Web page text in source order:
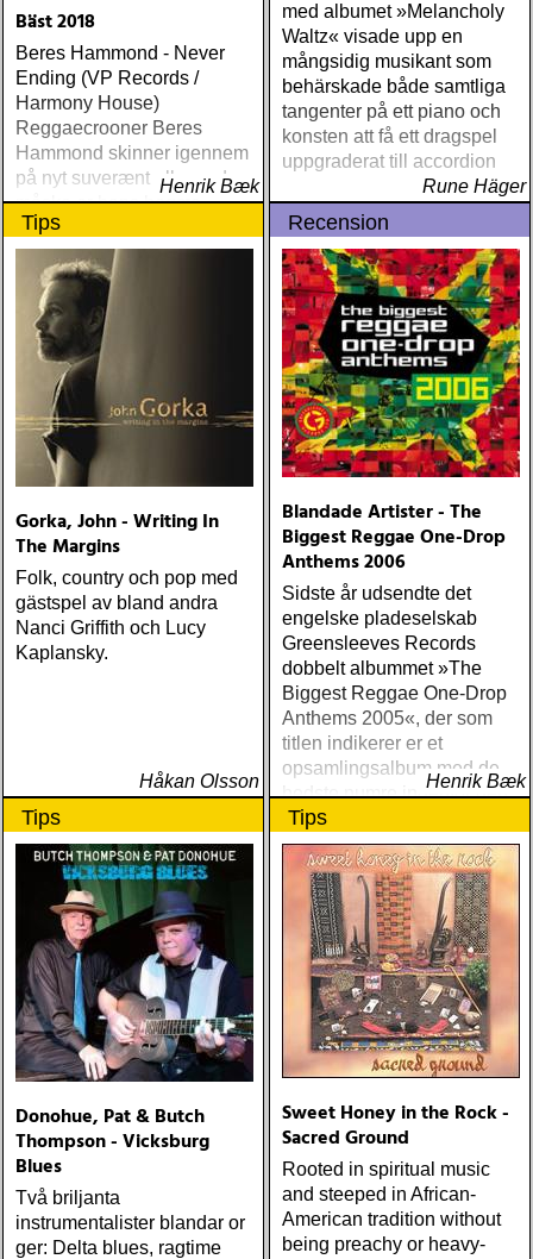
Bäst 2018
Beres Hammond - Never
Ending (VP Records /
Harmony House)
Reggaecrooner Beres
Hammond skinner igennem
på nyt suverænt album, der
måske er hans bedste
gennem tiderne
Henrik Bæk
med albumet »Melancholy
Waltz« visade upp en
mångsidig musikant som
behärskade både samtliga
tangenter på ett piano och
konsten att få ett dragspel
uppgraderat till accordion
Rune Häger
Tips
Gorka, John - Writing In
The Margins
Folk, country och pop med
gästspel av bland andra
Nanci Griffith och Lucy
Kaplansky.
Håkan Olsson
Recension
Blandade Artister - The
Biggest Reggae One-Drop
Anthems 2006
Sidste år udsendte det
engelske pladeselskab
Greensleeves Records
dobbelt albummet »The
Biggest Reggae One-Drop
Anthems 2005«, der som
titlen indikerer er et
opsamlingsalbum med de
bedste numre indenfor den
populære reggaestil kaldet
one-drop
Henrik Bæk
Tips
Donohue, Pat & Butch
Thompson - Vicksburg
Blues
Två briljanta
instrumentalister blandar or
ger: Delta blues, ragtime
Tips
Sweet Honey in the Rock -
Sacred Ground
Rooted in spiritual music
and steeped in African-
American tradition without
being preachy or heavy-